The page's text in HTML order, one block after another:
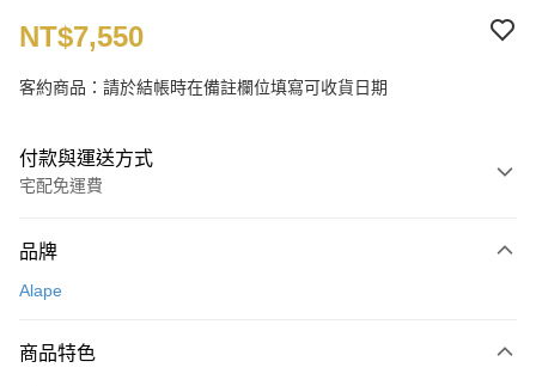
NT$7,550
客約商品：請於結帳時在備註欄位填寫可收貨日期
付款與運送方式
宅配免運費
信用卡一次付款
運送方式
品牌
Alape
商品特色